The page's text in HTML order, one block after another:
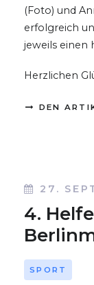
(Foto) und
erfolgreich
jeweils einen
Herzlichen
DEN
27.
4.
SPORT